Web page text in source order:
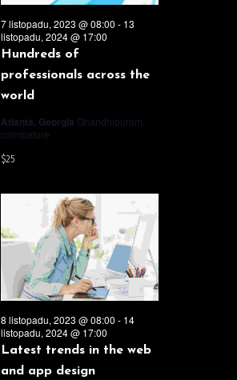
Akce
Hundreds of
professionals across the
world
7 listopadu, 2023 @ 08:00 - 13
listopadu, 2024 @ 17:00
Atlanta, Georgia Ghandhipuram,
coimbatore
$25
Latest trends in the web
and app design
8 listopadu, 2023 @ 08:00 - 14
listopadu, 2024 @ 17:00